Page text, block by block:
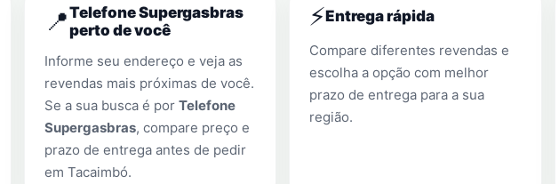
📍Telefone Supergasbras
perto de você
Informe seu endereço e veja as
revendas mais próximas de você.
Se a sua busca é por Telefone
Supergasbras, compare preço e
prazo de entrega antes de pedir
em Tacaimbó.
⚡Entrega rápida
Compare diferentes revendas e
escolha a opção com melhor
prazo de entrega para a sua
região.